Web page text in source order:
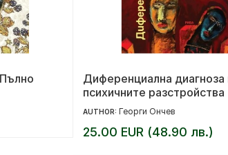
Диференциална диагноза
психичните разстройства
AUTHOR: Георги Ончев
25.00 EUR (48.90 лв.)